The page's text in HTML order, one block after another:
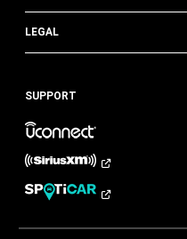
LEGAL
SUPPORT